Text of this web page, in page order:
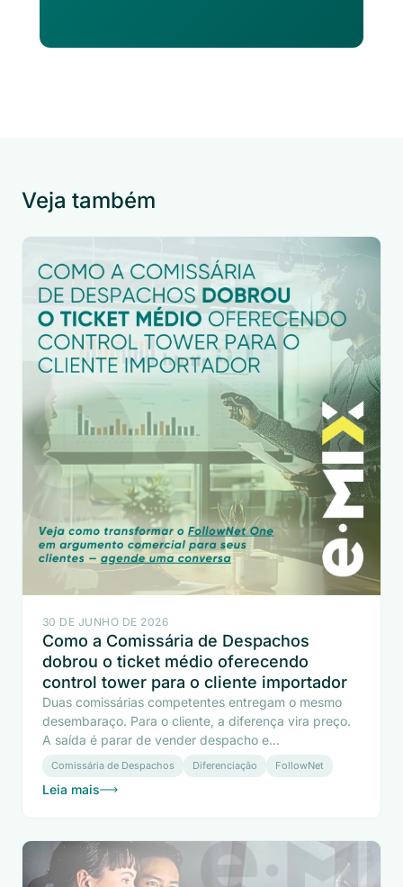
Veja também
30 DE JUNHO DE 2026
Como a Comissária de Despachos
dobrou o ticket médio oferecendo
control tower para o cliente importador
Duas comissárias competentes entregam o mesmo
desembaraço. Para o cliente, a diferença vira preço.
A saída é parar de vender despacho e...
Comissária de Despachos Diferenciação FollowNet
Leia mais